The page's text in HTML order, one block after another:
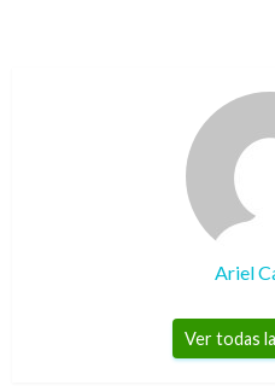
Ariel
Ver todas